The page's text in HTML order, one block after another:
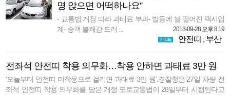
명 앉으면 어떡하나요”
- 교통법 개정 따라 과태료 부과- 발등에 불 떨어진 택시업
계- 승객 불쾌감 드러 ...
2018-09-28 오후 8:19
안전띠 , 부산
전좌석 안전띠 착용 의무화…착용 안하면 과태료 3만 원
‘오늘부터 안전띠 미착용으로 걸리면 과태료 3만 원’.경찰청은 27일 차량 전
좌석 안전띠 착용 의무화를 담은 개정 도로교통법이 28일부터 시행된다고